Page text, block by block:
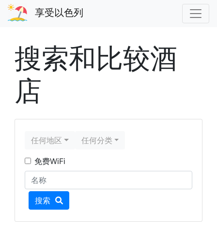
享受以色列
搜索和比较酒
店
地区
任何地区
分类
任何分类
免费WiFi
名称
搜索